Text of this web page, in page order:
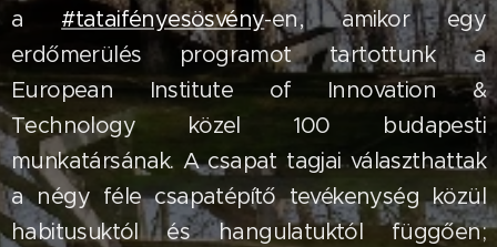
a #tataifényesösvény-en, amikor egy
erdőmerülés programot tartottunk a
European Institute of Innovation &
Technology közel 100 budapesti
munkatársának. A csapat tagjai választhattak
a négy féle csapatépítő tevékenység közül
habitusuktól és hangulatuktól függően;